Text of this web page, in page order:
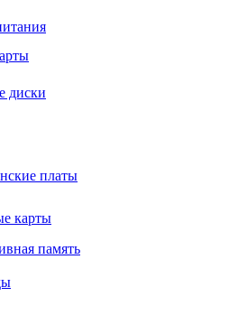
диски
платы
карты
память